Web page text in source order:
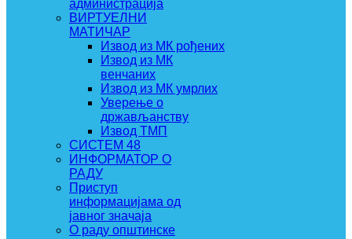
администрација
ВИРТУЕЛНИ
МАТИЧАР
Извод из МК рођених
Извод из МК
венчаних
Извод из МК умрлих
Уверење о
држављанству
Извод ТМП
СИСТЕМ 48
ИНФОРМАТОР О
РАДУ
Приступ
информацијама од
јавног значаја
О раду општинске